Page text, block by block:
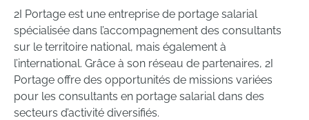
2I Portage est une entreprise de portage salarial
spécialisée dans l’accompagnement des consultants
sur le territoire national, mais également à
l’international. Grâce à son réseau de partenaires, 2I
Portage offre des opportunités de missions variées
pour les consultants en portage salarial dans des
secteurs d’activité diversifiés.